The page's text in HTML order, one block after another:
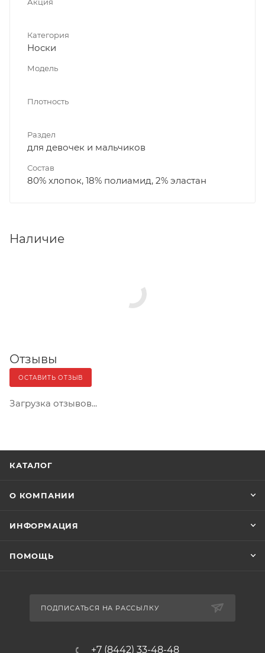
Категория
Носки
Модель
Плотность
Раздел
для девочек и мальчиков
Состав
80% хлопок, 18% полиамид, 2% эластан
Наличие
Отзывы
ОСТАВИТЬ ОТЗЫВ
Загрузка отзывов...
КАТАЛОГ
О КОМПАНИИ
ИНФОРМАЦИЯ
ПОМОЩЬ
ПОДПИСАТЬСЯ НА РАССЫЛКУ
+7 (8442) 33-48-48